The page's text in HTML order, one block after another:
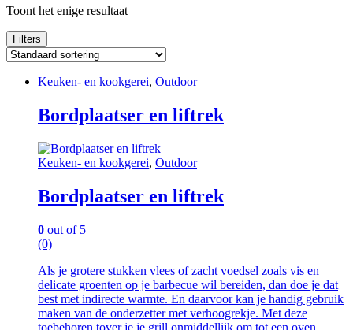
Toont het enige resultaat
Filters
Keuken- en kookgerei, Outdoor
Bordplaatser en liftrek
Keuken- en kookgerei, Outdoor
Bordplaatser en liftrek
0 out of 5
(0)
Als je grotere stukken vlees of zacht voedsel zoals vis en
delicate groenten op je barbecue wil bereiden, dan doe je dat
best met indirecte warmte. En daarvoor kan je handig gebruik
maken van de onderzetter met verhoogrekje. Met deze
toebehoren tover je je grill onmiddellijk om tot een oven